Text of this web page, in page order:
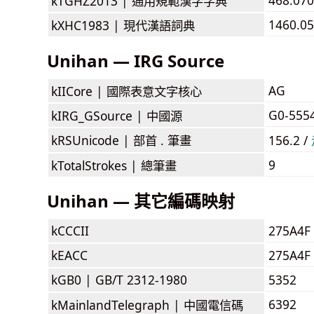
kXHC1983 | 現代漢語詞典
Unihan — IRG Source
kIICore | 國際表意文字核心
AG
kIRG_GSource | 中國源
G0-
kRSUnicode | 部首 . 筆畫 156.2 /
kTotalStrokes | 總筆畫 9
Unihan — 其它編碼映射
kCCCII
275A4F
kEACC
275A4F
kGB0 | GB/T 2312-1980
5352
kMainlandTelegraph | 中國電信碼
6392